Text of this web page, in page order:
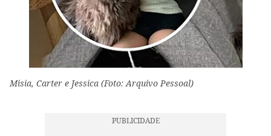
Misia, Carter e Jessica (Foto: Arquivo Pessoal)